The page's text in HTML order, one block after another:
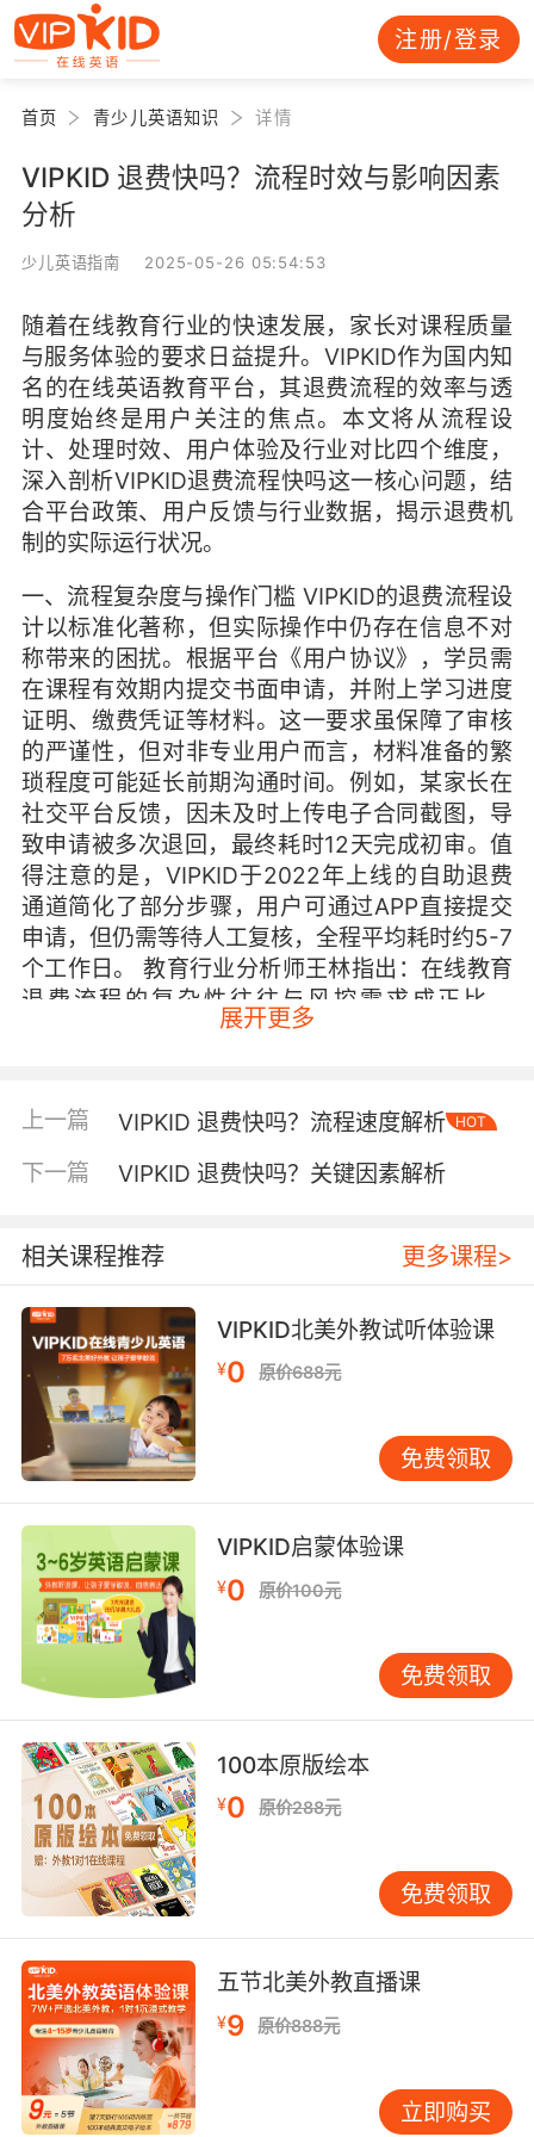
注册/登录
首页 青少儿英语知识 详情
VIPKID 退费快吗？流程时效与影响因素
分析
少儿英语指南 2025-05-26 05:54:53
随着在线教育行业的快速发展，家长对课程质量
与服务体验的要求日益提升。VIPKID作为国内知
名的在线英语教育平台，其退费流程的效率与透
明度始终是用户关注的焦点。本文将从流程设
计、处理时效、用户体验及行业对比四个维度，
深入剖析VIPKID退费流程快吗这一核心问题，结
合平台政策、用户反馈与行业数据，揭示退费机
制的实际运行状况。
一、流程复杂度与操作门槛 VIPKID的退费流程设
计以标准化著称，但实际操作中仍存在信息不对
称带来的困扰。根据平台《用户协议》，学员需
在课程有效期内提交书面申请，并附上学习进度
证明、缴费凭证等材料。这一要求虽保障了审核
的严谨性，但对非专业用户而言，材料准备的繁
琐程度可能延长前期沟通时间。例如，某家长在
社交平台反馈，因未及时上传电子合同截图，导
致申请被多次退回，最终耗时12天完成初审。值
得注意的是，VIPKID于2022年上线的自助退费
通道简化了部分步骤，用户可通过APP直接提交
申请，但仍需等待人工复核，全程平均耗时约5-7
个工作日。 教育行业分析师王林指出：在线教育
退费流程的复杂性往往与风控需求成正比。
VIPKID采用多级审核机制，虽能降低恶意退费风
中得到印证，其中32%的争议源于材料提交不规
范导致的反复沟通。
看，VIPKID的退费周期处于行业中游水平。根据
艾媒咨询《2023在线教育消费报告》，行业平均
退费处理时长为7.2天，而VIPKID官方承诺的15个
工作日内完成审核实际执行中常受外部因素影
响。具体而言，退费需经历班主任初审-财务复
核-校长签批-银行处理四个环节，若遇节假日或
系统升级，周期可能延长至3周。某一线城市用户
实测显示，从提交申请到支付宝收款成功共耗时
17天，其中8天卡在银行跨行转账环节。 相比之
下，部分竞品平台通过技术手段实现提速。如某
主打极速退款的平台采用区块链技术存证，将审
核流程压缩至3个工作日。但需注意，这类快速通
道往往附带扣除5%手续费或仅限APP端申请等限
制条件。VIPKID客服人员透露，平台曾测试过AI
自动审核系统，但因无法识别课程实际消耗进度
而搁置，目前仍依赖人工核验。
三、影响效率的核心变量1. 课程消费进度
未开课订单的退费最为迅速，通常3个工作日内即
可原路返回；已开课订单需按协议扣除相应课时
费，若涉及赠课、优惠券分摊计算，审核时间可
能翻倍。例如，某用户购买的买120节赠30节套
餐，退费时需重新核算单价，导致财务部门与技
术部门三次核对数据。2. 支付渠道差异
微信支付的平均到账时间为3-5天，支付宝为2-4
天，银行卡转账则需5-7个工作日。跨境支付订单
（如港澳台地区用户）因外汇管制，处理周期可
能长达45天。2023年某海归家长的案例显示，
通过PayPal渠道支付的2万元课程费，历经汇率
换算、跨境手续费扣除后，实际到账仅18,760
展开更多
上一篇 VIPKID 退费快吗？流程速度解析 HOT
下一篇 VIPKID 退费快吗？关键因素解析
相关课程推荐 更多课程>
VIPKID北美外教试听体验课
¥0 原价688元
免费领取
VIPKID启蒙体验课
¥0 原价100元
免费领取
100本原版绘本
¥0 原价288元
免费领取
五节北美外教直播课
¥9 原价888元
立即购买